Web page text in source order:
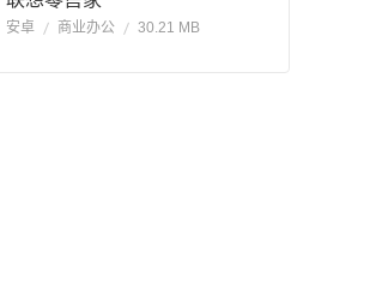
安卓 商业办公 30.21 MB